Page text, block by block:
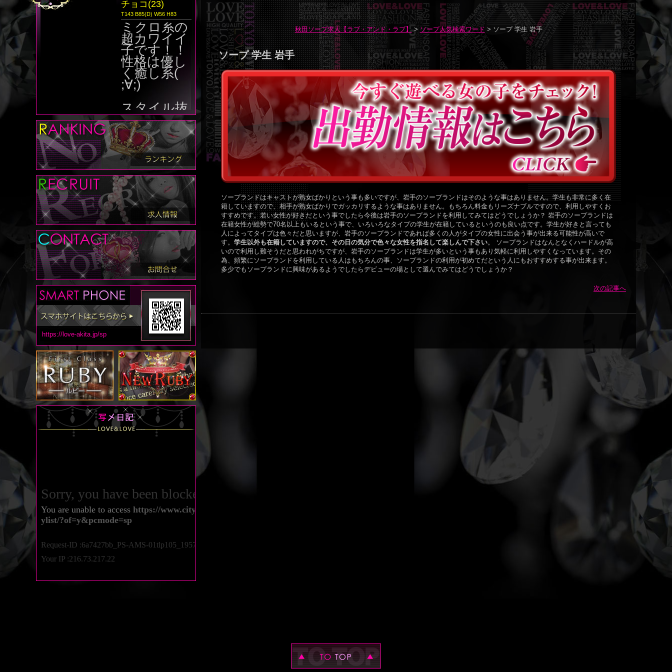
チョコ(23)
T143 B85(D) W56 H83
ミクロ系の
超カワイイ
子です！！
性格は優し
く癒し系(
;∀;)
スタイル抜
群なド淫乱
です(´･ω･
｀)超人気姫
です(^O^)
／
https://love-akita.jp/sp
秋田ソープ求人【ラブ・アンド・ラブ】> ソープ人気検索ワード > ソープ 学生 岩手
ソープ 学生 岩手
ソープランドはキャストが熟女ばかりという事も多いですが、岩手のソープランドはそのような事はありません。学生も非常に多く在
籍していますので、相手が熟女ばかりでガッカリするような事はありません。もちろん料金もリーズナブルですので、利用しやすくお
すすめです。若い女性が好きだという事でしたら今後は岩手のソープランドを利用してみてはどうでしょうか？ 岩手のソープランドは
在籍女性が総勢で70名以上もいるという事で、いろいろなタイプの学生が在籍しているというのも良い点です。学生が好きと言っても
人によってタイプは色々だと思いますが、岩手のソープランドであれば多くの人がタイプの女性に出会う事が出来る可能性が高いで
す。 学生以外も在籍していますので、その日の気分で色々な女性を指名して楽しんで下さい。 ソープランドはなんとなくハードルが高
いので利用し難そうだと思われがちですが、岩手のソープランドは学生が多いという事もあり気軽に利用しやすくなっています。その
為、頻繁にソープランドを利用している人はもちろんの事、ソープランドの利用が初めてだという人にもおすすめする事が出来ます。
多少でもソープランドに興味があるようでしたらデビューの場として選んでみてはどうでしょうか？
次の記事へ